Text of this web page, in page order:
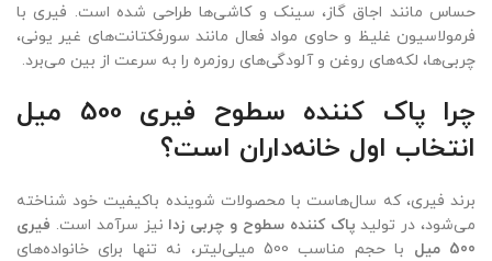
حساس مانند اجاق گاز، سینک و کاشی‌ها طراحی شده است. فیری با
فرمولاسیون غلیظ و حاوی مواد فعال مانند سورفکتانت‌های غیر یونی،
چربی‌ها، لکه‌های روغن و آلودگی‌های روزمره را به سرعت از بین می‌برد.
چرا پاک کننده سطوح فیری 500 میل
انتخاب اول خانه‌داران است؟
برند فیری، که سال‌هاست با محصولات شوینده باکیفیت خود شناخته
می‌شود، در تولید پاک کننده سطوح و چربی زدا نیز سرآمد است. فیری
500 میل
با حجم مناسب 500 میلی‌لیتر، نه تنها برای خانواده‌های